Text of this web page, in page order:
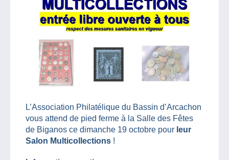
L’Association Philatélique du Bassin d’Arcachon
vous attend de pied ferme à la Salle des Fêtes
de Biganos ce dimanche 19 octobre pour leur
Salon Multicollections !